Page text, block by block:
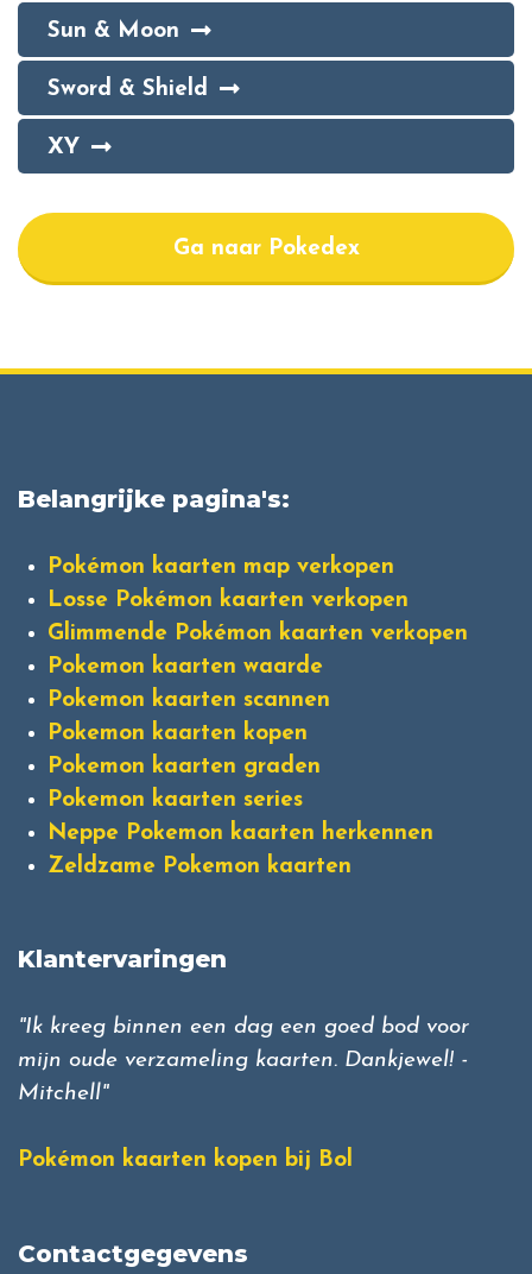
Sun & Moon
Sword & Shield
XY
Ga naar Pokedex
Belangrijke pagina's:
Pokémon kaarten map verkopen
Losse Pokémon kaarten verkopen
Glimmende Pokémon kaarten verkopen
Pokemon kaarten waarde
Pokemon kaarten scannen
Pokemon kaarten kopen
Pokemon kaarten graden
Pokemon kaarten series
Neppe Pokemon kaarten herkennen
Zeldzame Pokemon kaarten
Klantervaringen
"Ik kreeg binnen een dag een goed bod voor
mijn oude verzameling kaarten. Dankjewel! -
Mitchell"
Pokémon kaarten kopen bij Bol
Contactgegevens